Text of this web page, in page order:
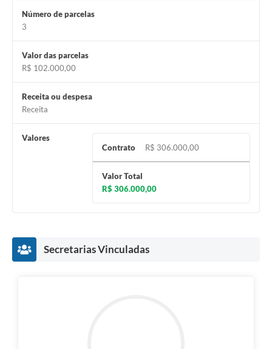
Número de parcelas
3
Valor das parcelas
R$ 102.000,00
Receita ou despesa
Receita
Valores
Contrato
R$ 306.000,00
Valor Total
R$ 306.000,00
Secretarias Vinculadas